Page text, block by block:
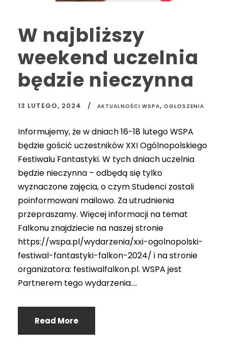
W najbliższy
weekend uczelnia
będzie nieczynna
13 LUTEGO, 2024 AKTUALNOŚCI WSPA, OGŁOSZENIA
Informujemy, że w dniach 16-18 lutego WSPA
będzie gościć uczestników XXI Ogólnopolskiego
Festiwalu Fantastyki. W tych dniach uczelnia
będzie nieczynna – odbędą się tylko
wyznaczone zajęcia, o czym Studenci zostali
poinformowani mailowo. Za utrudnienia
przepraszamy. Więcej informacji na temat
Falkonu znajdziecie na naszej stronie
https://wspa.pl/wydarzenia/xxi-ogolnopolski-
festiwal-fantastyki-falkon-2024/ i na stronie
organizatora: festiwalfalkon.pl. WSPA jest
Partnerem tego wydarzenia....
Read More